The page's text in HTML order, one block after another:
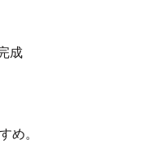
成
め。